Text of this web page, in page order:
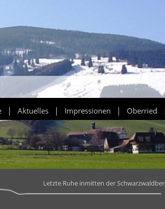
| Aktuelles | Impressionen | Oberried |
Letzte Ruhe inmitten der